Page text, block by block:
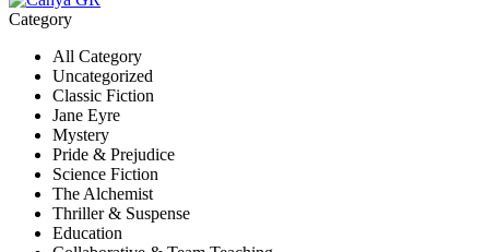
Category
All Category
Uncategorized
Classic Fiction
Jane Eyre
Mystery
Pride & Prejudice
Science Fiction
The Alchemist
Thriller & Suspense
Education